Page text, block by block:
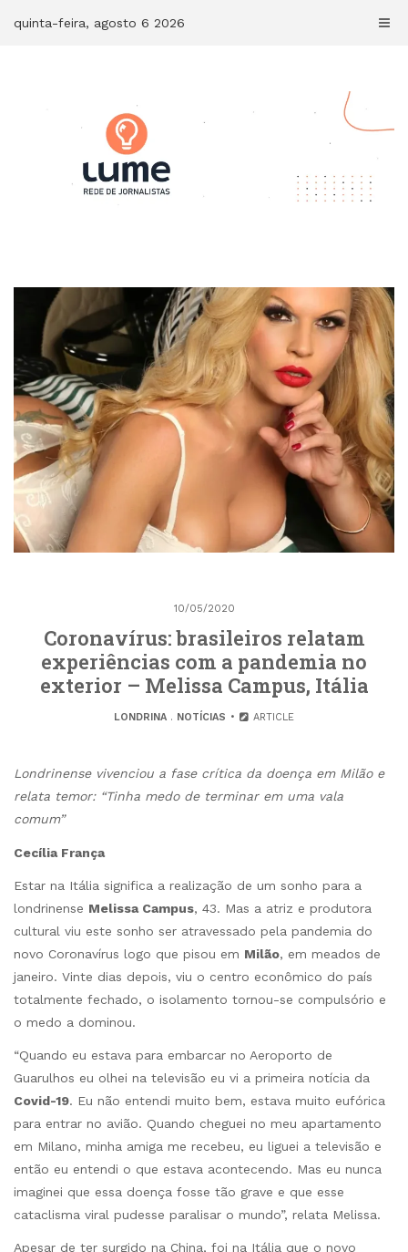
quinta-feira, agosto 6 2026
10/05/2020
Coronavírus: brasileiros relatam
experiências com a pandemia no
exterior – Melissa Campus, Itália
LONDRINA. NOTÍCIAS ARTICLE
Londrinense vivenciou a fase crítica da doença em Milão e
relata temor: “Tinha medo de terminar em uma vala
comum”
Cecília França
Estar na Itália significa a realização de um sonho para a
londrinense Melissa Campus, 43. Mas a atriz e produtora
cultural viu este sonho ser atravessado pela pandemia do
novo Coronavírus logo que pisou em Milão, em meados de
janeiro. Vinte dias depois, viu o centro econômico do país
totalmente fechado, o isolamento tornou-se compulsório e
o medo a dominou.
“Quando eu estava para embarcar no Aeroporto de
Guarulhos eu olhei na televisão eu vi a primeira notícia da
Covid-19. Eu não entendi muito bem, estava muito eufórica
para entrar no avião. Quando cheguei no meu apartamento
em Milano, minha amiga me recebeu, eu liguei a televisão e
então eu entendi o que estava acontecendo. Mas eu nunca
imaginei que essa doença fosse tão grave e que esse
cataclisma viral pudesse paralisar o mundo”, relata Melissa.
Apesar de ter surgido na China, foi na Itália que o novo